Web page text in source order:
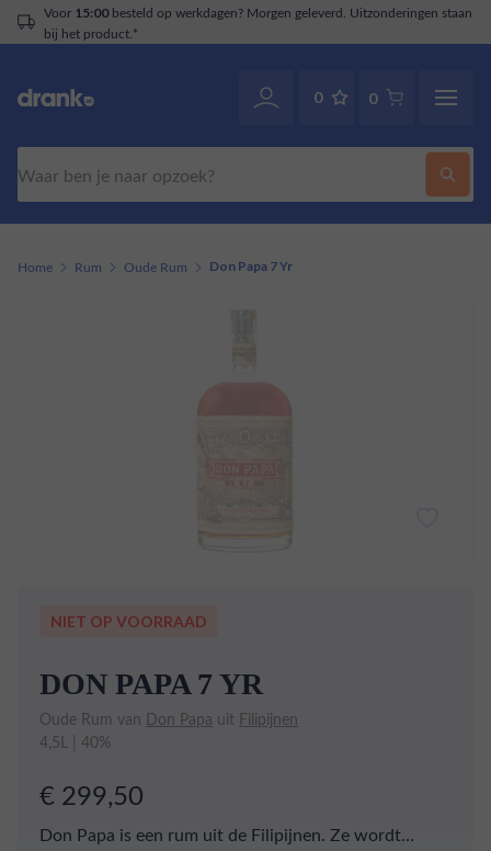
Voor 15:00besteld op werkdagen? Morgen geleverd. Uitzonderingen staan
bij het product.*
0 0
Home Rum Oude Rum Don Papa 7 Yr
NIET OP VOORRAAD
DON PAPA 7 YR
Oude Rum van Don Papa uit Filipijnen
4,5L | 40%
€ 299,50
Don Papa is een rum uit de Filipijnen. Ze wordt